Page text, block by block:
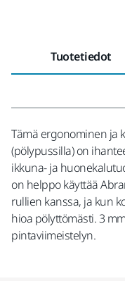
Tuotetiedot
Tämä ergonominen ja
(pölypussilla) on
ikkuna- ja
on helppo käyttää
rullien kanssa, ja kun
hioa pölyttömästi. 3
pintaviimeistelyn.